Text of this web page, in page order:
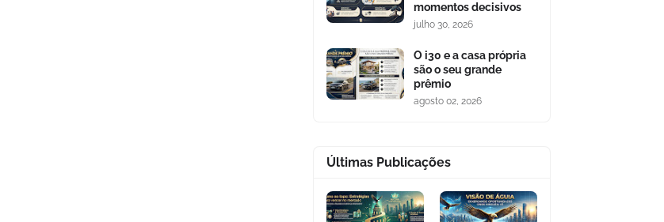
momentos decisivos
julho 30, 2026
O i30 e a casa própria
são o seu grande
prêmio
agosto 02, 2026
Últimas Publicações